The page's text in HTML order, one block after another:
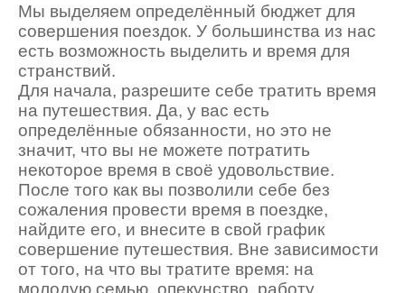
Мы выделяем определённый бюджет для
совершения поездок. У большинства из нас
есть возможность выделить и время для
странствий.
Для начала, разрешите себе тратить время
на путешествия. Да, у вас есть
определённые обязанности, но это не
значит, что вы не можете потратить
некоторое время в своё удовольствие.
После того как вы позволили себе без
сожаления провести время в поездке,
найдите его, и внесите в свой график
совершение путешествия. Вне зависимости
от того, на что вы тратите время: на
молодую семью, опекунство, работу,